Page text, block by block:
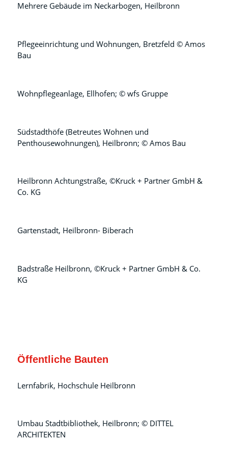
Mehrere Gebäude im Neckarbogen, Heilbronn
Pflegeeinrichtung und Wohnungen, Bretzfeld © Amos
Bau
Wohnpflegeanlage, Ellhofen; © wfs Gruppe
Südstadthöfe (Betreutes Wohnen und
Penthousewohnungen), Heilbronn; © Amos Bau
Heilbronn Achtungstraße, ©Kruck + Partner GmbH &
Co. KG
Gartenstadt, Heilbronn- Biberach
Badstraße Heilbronn, ©Kruck + Partner GmbH & Co.
KG
Öffentliche Bauten
Lernfabrik, Hochschule Heilbronn
Umbau Stadtbibliothek, Heilbronn; © DITTEL
ARCHITEKTEN